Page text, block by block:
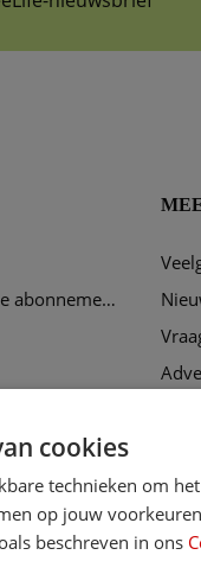
Hoe kan ik mijn ACSI FreeLife magazine abonnement opzeggen?
cookies
technieken om
op jouw
beschreven in ons